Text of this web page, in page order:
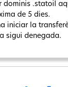
dominis .statoil
de 5 dies.
iniciar la
sigui denegada.